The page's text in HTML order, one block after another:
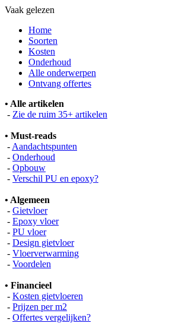
Vaak gelezen
Home
Soorten
Kosten
Onderhoud
Alle onderwerpen
Ontvang offertes
• Alle artikelen
- Zie de ruim 35+ artikelen
• Must-reads
- Aandachtspunten
- Onderhoud
- Opbouw
- Verschil PU en epoxy?
• Algemeen
- Gietvloer
- Epoxy vloer
- PU vloer
- Design gietvloer
- Vloerverwarming
- Voordelen
• Financieel
- Kosten gietvloeren
- Prijzen per m2
- Offertes vergelijken?